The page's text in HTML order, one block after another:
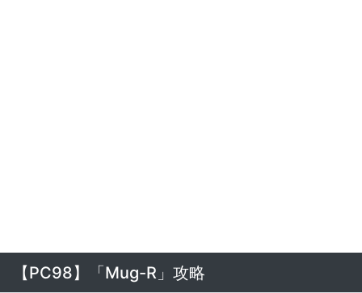
【PC98】「Mug-R」攻略